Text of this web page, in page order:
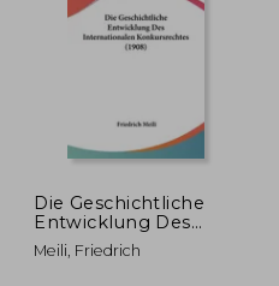
dcto.
Die Geschichtliche
Entwicklung Des
Internationalen
Konkursrechtes
Meili, Friedrich